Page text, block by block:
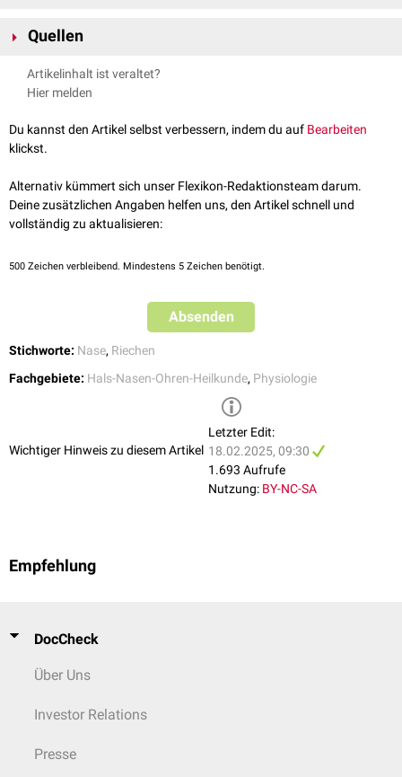
kombiniert wahrgenommen und im Gehirn zu einem Gesamteindruck
zusammengefügt. Dieser Mechanismus ist der Grund dafür, dass bei
Erkältungskrankheiten
, die das Riechepithel beeinträchtigen, die
Geschmackssensation herabgesetzt ist.
dem die Geruchsstoffe direkt über die
Quellen
Tóth.
Der Einfluss von ortho- und retronasaler Duftdarbietung auf die
Schmeckwahrnehmung
retronasalen Riechvermögens
. Dissertation. Dresden. 2020
Artikelinhalt ist veraltet?
Hier melden
Du kannst den Artikel selbst verbessern, indem du auf Bearbeiten
klickst.
Alternativ kümmert sich unser Flexikon-Redaktionsteam darum.
Deine zusätzlichen Angaben helfen uns, den Artikel schnell und
vollständig zu aktualisieren:
500 Zeichen verbleibend. Mindestens 5 Zeichen benötigt.
Absenden
Stichworte: Nase, Riechen
Fachgebiete: Hals-Nasen-Ohren-Heilkunde, Physiologie
Wichtiger Hinweis zu diesem Artikel
Letzter Edit:
18.02.2025, 09:30
1.693 Aufrufe
Nutzung: BY-NC-SA
Empfehlung
DocCheck
Über Uns
Investor Relations
Presse